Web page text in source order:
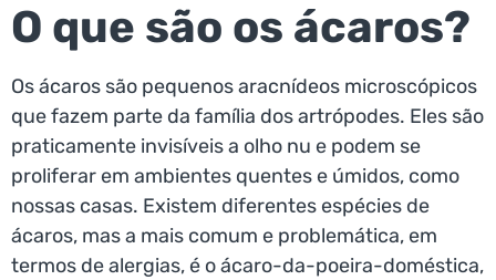
O que são os ácaros?
Os ácaros são pequenos aracnídeos microscópicos
que fazem parte da família dos artrópodes. Eles são
praticamente invisíveis a olho nu e podem se
proliferar em ambientes quentes e úmidos, como
nossas casas. Existem diferentes espécies de
ácaros, mas a mais comum e problemática, em
termos de alergias, é o ácaro-da-poeira-doméstica,